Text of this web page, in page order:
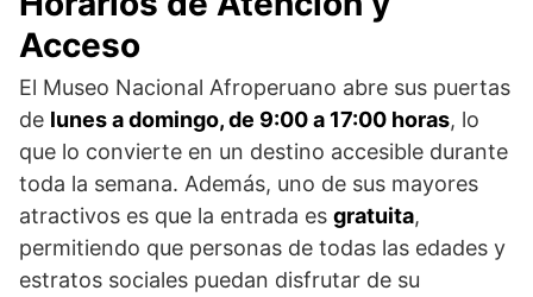
Acceso
El Museo Nacional Afroperuano abre sus puertas
de lunes a domingo, de 9:00 a 17:00 horas, lo
que lo convierte en un destino accesible durante
toda la semana. Además, uno de sus mayores
atractivos es que la entrada es gratuita,
permitiendo que personas de todas las edades y
estratos sociales puedan disfrutar de su